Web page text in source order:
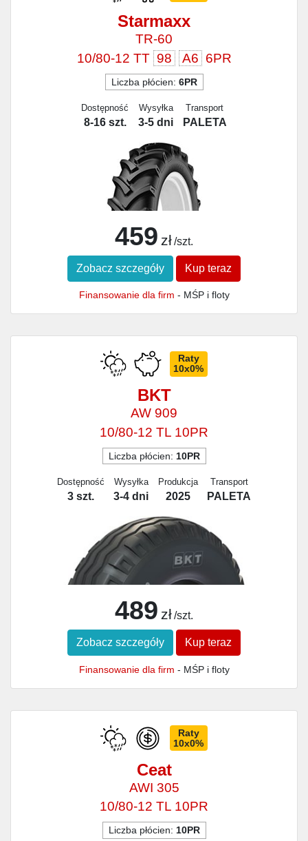
Starmaxx
TR-60
10/80-12 TT 98 A6 6PR
Liczba płócien: 6PR
Dostępność
8-16 szt.
Wysyłka
3-5 dni
Transport
PALETA
459 zł /szt.
Zobacz szczegóły Kup teraz
Finansowanie dla firm - MŚP i floty
Raty
10x0%
BKT
AW 909
10/80-12 TL 10PR
Liczba płócien: 10PR
Dostępność
3 szt.
Wysyłka
3-4 dni
Produkcja
2025
Transport
PALETA
489 zł /szt.
Zobacz szczegóły Kup teraz
Finansowanie dla firm - MŚP i floty
Raty
10x0%
Ceat
AWI 305
10/80-12 TL 10PR
Liczba płócien: 10PR